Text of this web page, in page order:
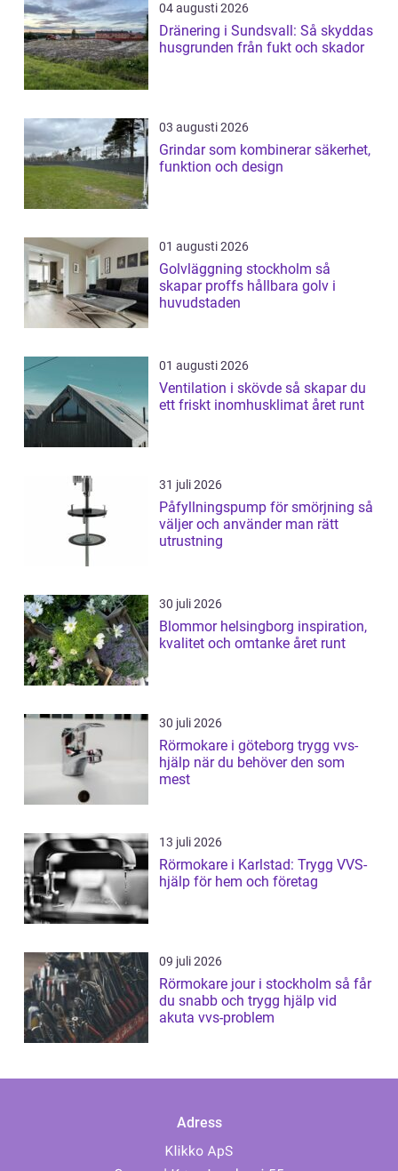
04 augusti 2026
Dränering i Sundsvall: Så skyddas
husgrunden från fukt och skador
03 augusti 2026
Grindar som kombinerar säkerhet,
funktion och design
01 augusti 2026
Golvläggning stockholm så
skapar proffs hållbara golv i
huvudstaden
01 augusti 2026
Ventilation i skövde så skapar du
ett friskt inomhusklimat året runt
31 juli 2026
Påfyllningspump för smörjning så
väljer och använder man rätt
utrustning
30 juli 2026
Blommor helsingborg inspiration,
kvalitet och omtanke året runt
30 juli 2026
Rörmokare i göteborg trygg vvs-
hjälp när du behöver den som
mest
13 juli 2026
Rörmokare i Karlstad: Trygg VVS-
hjälp för hem och företag
09 juli 2026
Rörmokare jour i stockholm så får
du snabb och trygg hjälp vid
akuta vvs-problem
Adress